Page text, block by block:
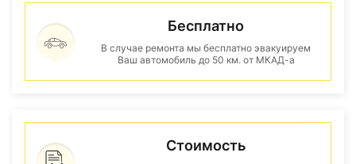
Бесплатно
В случае ремонта мы бесплатно эвакуируем
Ваш автомобиль до 50 км. от МКАД-а
Стоимость